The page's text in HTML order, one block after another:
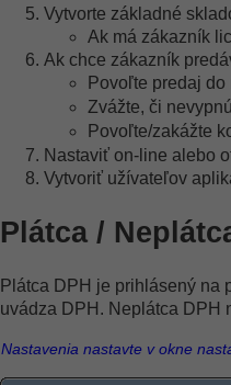
Vytvorte základné
Ak má zákazník
Ak chce zákazník
Povoľte predaj do
Zvážte, či
Povoľte/zakážte
Nastaviť on-line alebo
Vytvoriť užívateľov
Plátca /
Plátca DPH je prihlásený na
uvádza DPH. Neplátca DPH
Nastavenia nastavte v okne